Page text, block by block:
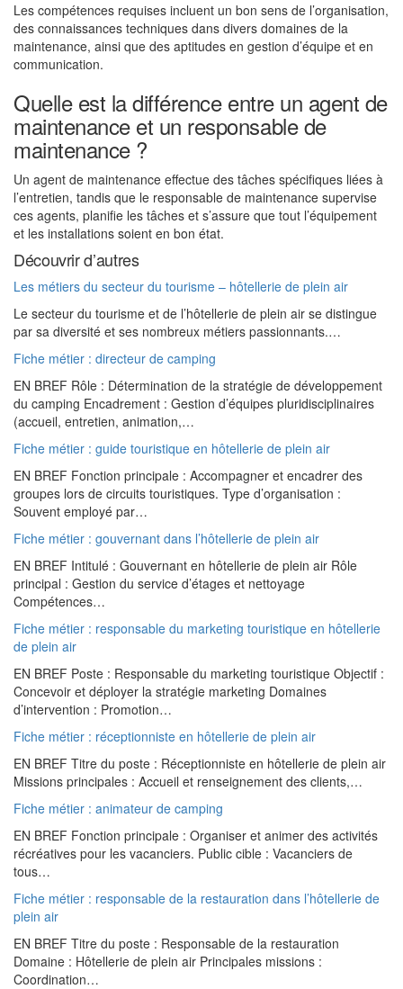
Les compétences requises incluent un bon sens de l’organisation,
des connaissances techniques dans divers domaines de la
maintenance, ainsi que des aptitudes en gestion d’équipe et en
communication.
Quelle est la différence entre un agent de
maintenance et un responsable de
maintenance ?
Un agent de maintenance effectue des tâches spécifiques liées à
l’entretien, tandis que le responsable de maintenance supervise
ces agents, planifie les tâches et s’assure que tout l’équipement
et les installations soient en bon état.
Découvrir d’autres
Les métiers du secteur du tourisme – hôtellerie de plein air
Le secteur du tourisme et de l’hôtellerie de plein air se distingue
par sa diversité et ses nombreux métiers passionnants.…
Fiche métier : directeur de camping
EN BREF Rôle : Détermination de la stratégie de développement
du camping Encadrement : Gestion d’équipes pluridisciplinaires
(accueil, entretien, animation,…
Fiche métier : guide touristique en hôtellerie de plein air
EN BREF Fonction principale : Accompagner et encadrer des
groupes lors de circuits touristiques. Type d’organisation :
Souvent employé par…
Fiche métier : gouvernant dans l’hôtellerie de plein air
EN BREF Intitulé : Gouvernant en hôtellerie de plein air Rôle
principal : Gestion du service d’étages et nettoyage
Compétences…
Fiche métier : responsable du marketing touristique en hôtellerie
de plein air
EN BREF Poste : Responsable du marketing touristique Objectif :
Concevoir et déployer la stratégie marketing Domaines
d’intervention : Promotion…
Fiche métier : réceptionniste en hôtellerie de plein air
EN BREF Titre du poste : Réceptionniste en hôtellerie de plein air
Missions principales : Accueil et renseignement des clients,…
Fiche métier : animateur de camping
EN BREF Fonction principale : Organiser et animer des activités
récréatives pour les vacanciers. Public cible : Vacanciers de
tous…
Fiche métier : responsable de la restauration dans l’hôtellerie de
plein air
EN BREF Titre du poste : Responsable de la restauration
Domaine : Hôtellerie de plein air Principales missions :
Coordination…